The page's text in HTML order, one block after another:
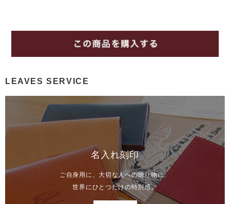
LEAVES SERVICE
名入れ刻印
ご自身用に、大切な人への贈り物に、
世界にひとつだけの特別感。